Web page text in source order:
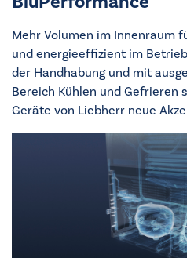
Mehr Volumen im Innenraum
und energieeffizient im
der Handhabung und mit
Bereich Kühlen und Gefrieren
Geräte von Liebherr neue